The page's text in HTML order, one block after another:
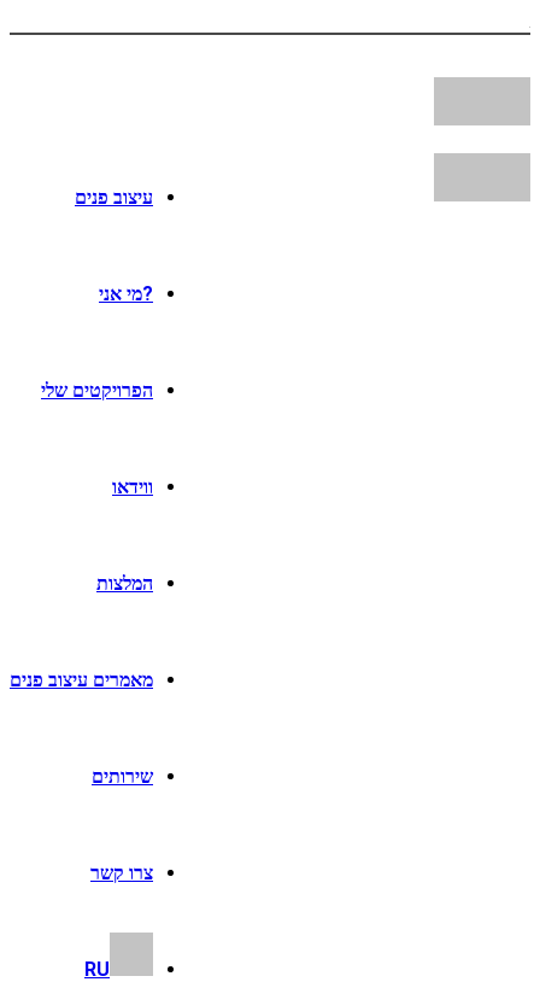
עיצוב פנים
?מי אני
הפרויקטים שלי
ווידאו
המלצות
מאמרים עיצוב פנים
שירותים
צרו קשר
RU